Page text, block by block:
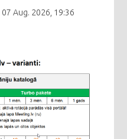
07 Aug. 2026, 19:36